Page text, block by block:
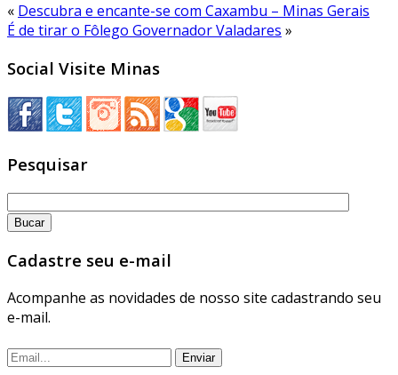
« Descubra e encante-se com Caxambu – Minas Gerais
É de tirar o Fôlego Governador Valadares »
Social Visite Minas
Pesquisar
Cadastre seu e-mail
Acompanhe as novidades de nosso site cadastrando seu
e-mail.